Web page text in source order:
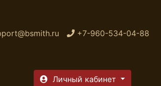
+7-960-534-04-88
Личный кабинет